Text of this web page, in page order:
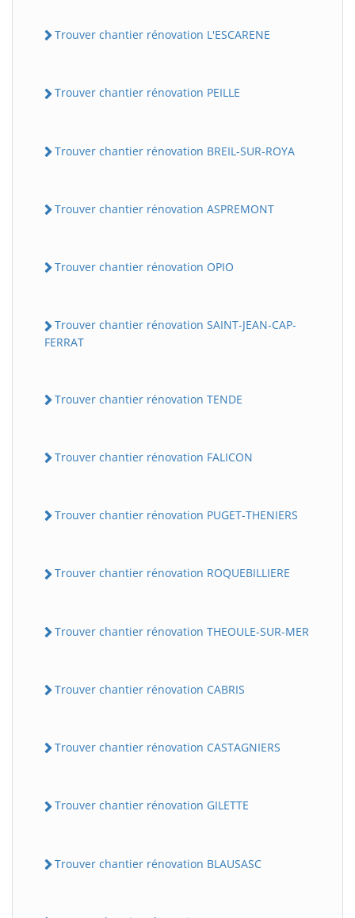
Trouver chantier rénovation L'ESCARENE
Trouver chantier rénovation PEILLE
Trouver chantier rénovation BREIL-SUR-ROYA
Trouver chantier rénovation ASPREMONT
Trouver chantier rénovation OPIO
Trouver chantier rénovation SAINT-JEAN-CAP-
FERRAT
Trouver chantier rénovation TENDE
Trouver chantier rénovation FALICON
Trouver chantier rénovation PUGET-THENIERS
Trouver chantier rénovation ROQUEBILLIERE
Trouver chantier rénovation THEOULE-SUR-MER
Trouver chantier rénovation CABRIS
Trouver chantier rénovation CASTAGNIERS
Trouver chantier rénovation GILETTE
Trouver chantier rénovation BLAUSASC